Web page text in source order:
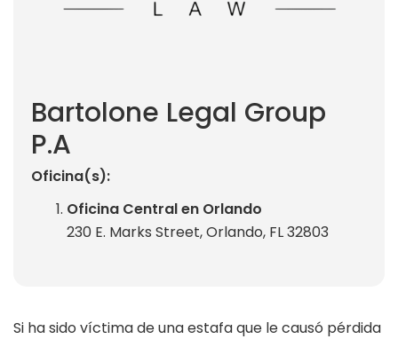
Bartolone Legal Group
P.A
Oficina(s):
Oficina Central en Orlando
230 E. Marks Street, Orlando, FL 32803
Si ha sido víctima de una estafa que le causó pérdida